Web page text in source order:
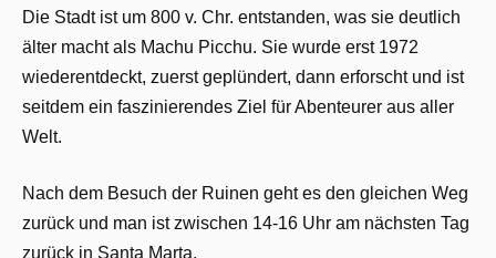
Die Stadt ist um 800 v. Chr. entstanden, was sie deutlich
älter macht als Machu Picchu. Sie wurde erst 1972
wiederentdeckt, zuerst geplündert, dann erforscht und ist
seitdem ein faszinierendes Ziel für Abenteurer aus aller
Welt.
Nach dem Besuch der Ruinen geht es den gleichen Weg
zurück und man ist zwischen 14-16 Uhr am nächsten Tag
zurück in Santa Marta.